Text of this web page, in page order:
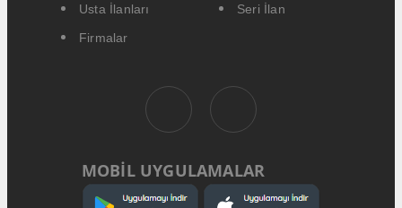
Usta İlanları
Seri İlan
Firmalar
MOBİL UYGULAMALAR